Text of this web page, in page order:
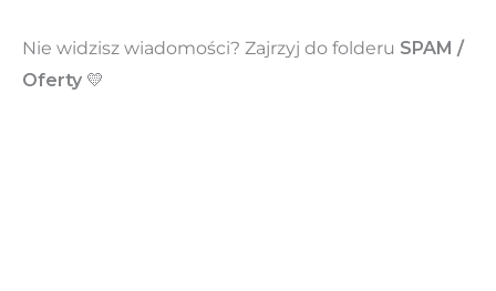
Nie widzisz wiadomości? Zajrzyj do folderu SPAM /
Oferty 💛